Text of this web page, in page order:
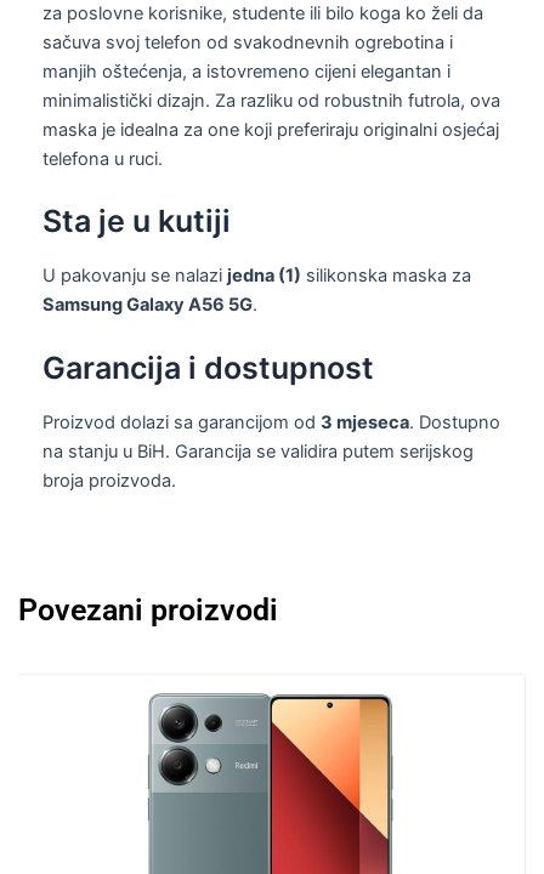
za poslovne korisnike, studente ili bilo koga ko želi da
sačuva svoj telefon od svakodnevnih ogrebotina i
manjih oštećenja, a istovremeno cijeni elegantan i
minimalistički dizajn. Za razliku od robustnih futrola, ova
maska je idealna za one koji preferiraju originalni osjećaj
telefona u ruci.
Sta je u kutiji
U pakovanju se nalazi jedna (1) silikonska maska za
Samsung Galaxy A56 5G.
Garancija i dostupnost
Proizvod dolazi sa garancijom od 3 mjeseca. Dostupno
na stanju u BiH. Garancija se validira putem serijskog
broja proizvoda.
Povezani proizvodi